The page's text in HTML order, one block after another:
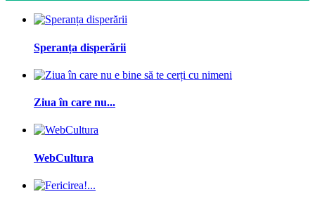
Speranța disperării
Ziua în care nu...
WebCultura